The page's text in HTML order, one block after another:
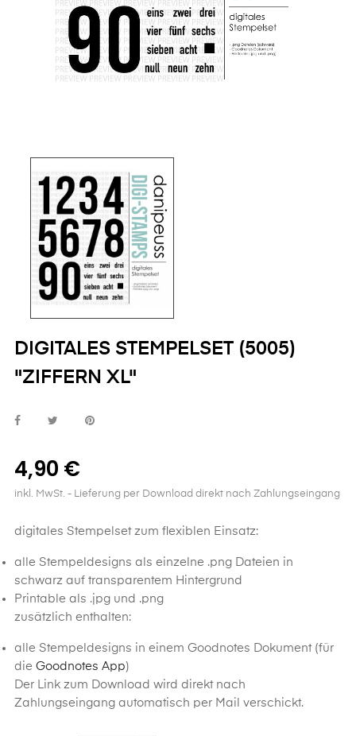
DIGITALES STEMPELSET (5005)
"ZIFFERN XL"
4,90 €
inkl. MwSt. - Lieferung per Download direkt nach Zahlungseingang
digitales Stempelset zum flexiblen Einsatz:
alle Stempeldesigns als einzelne .png Dateien in
schwarz auf transparentem Hintergrund
Printable als .jpg und .png
zusätzlich enthalten:
alle Stempeldesigns in einem Goodnotes Dokument (für
die Goodnotes App)
Der Link zum Download wird direkt nach
Zahlungseingang automatisch per Mail verschickt.